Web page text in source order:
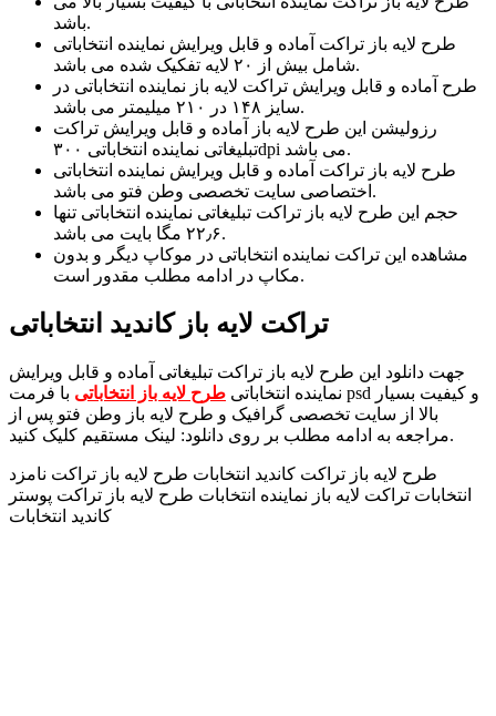
باشد.
طرح لایه باز تراکت آماده و قابل ویرایش نماینده انتخاباتی
شامل بیش از ۲۰ لایه تفکیک شده می باشد.
طرح آماده و قابل ویرایش تراکت لایه باز نماینده انتخاباتی در
سایز ۱۴۸ در ۲۱۰ میلیمتر می باشد.
رزولیشن این طرح لایه باز آماده و قابل ویرایش تراکت
تبلیغاتی نماینده انتخاباتی ۳۰۰dpi می باشد.
طرح لایه باز تراکت آماده و قابل ویرایش نماینده انتخاباتی
اختصاصی سایت تخصصی وطن فتو می باشد.
حجم این طرح لایه باز تراکت تبلیغاتی نماینده انتخاباتی تنها
۲۲٫۶ مگا بایت می باشد.
مشاهده این تراکت نماینده انتخاباتی در موکاپ دیگر و بدون
مکاپ در ادامه مطلب مقدور است.
تراکت لایه باز کاندید انتخاباتی
جهت دانلود این طرح لایه باز تراکت تبلیغاتی آماده و قابل ویرایش
نماینده انتخاباتی طرح لایه باز انتخاباتی با فرمت psd و کیفیت بسیار
بالا از سایت تخصصی گرافیک و طرح لایه باز وطن فتو پس از
مراجعه به ادامه مطلب بر روی دانلود: لینک مستقیم کلیک کنید.
طرح لایه باز تراکت کاندید انتخابات طرح لایه باز تراکت نامزد
انتخابات تراکت لایه باز نماینده انتخابات طرح لایه باز تراکت پوستر
کاندید انتخابات